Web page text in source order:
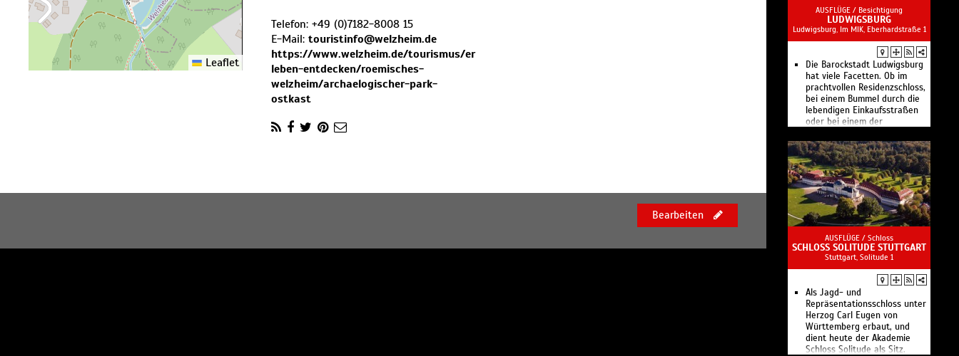
Leaflet
Telefon: +49 (0)7182-8008 15
E-Mail: touristinfo@welzheim.de
https://www.welzheim.de/tourismus/er
leben-entdecken/roemisches-
welzheim/archaelogischer-park-
ostkast
Bearbeiten
AUSFLÜGE / Besichtigung
LUDWIGSBURG
Ludwigsburg, Im MIK, Eberhardstraße 1
Die Barockstadt Ludwigsburg
hat viele Facetten. Ob im
prachtvollen Residenzschloss,
bei einem Bummel durch die
lebendigen Einkaufsstraßen
oder bei einem der
AUSFLÜGE / Schloss
SCHLOSS SOLITUDE STUTTGART
Stuttgart, Solitude 1
Als Jagd- und
Repräsentationsschloss unter
Herzog Carl Eugen von
Württemberg erbaut, und
dient heute der Akademie
Schloss Solitude als Sitz.